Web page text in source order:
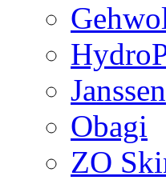
Janssen
Obagi
ZO